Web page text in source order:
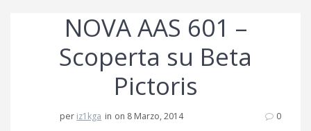
NOVA AAS 601 –
Scoperta su Beta
Pictoris
per iz1kga in on 8 Marzo, 2014 0